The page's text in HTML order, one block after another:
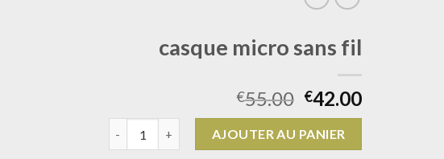
casque micro sans fil
€55.00 €42.00
AJOUTER AU PANIER